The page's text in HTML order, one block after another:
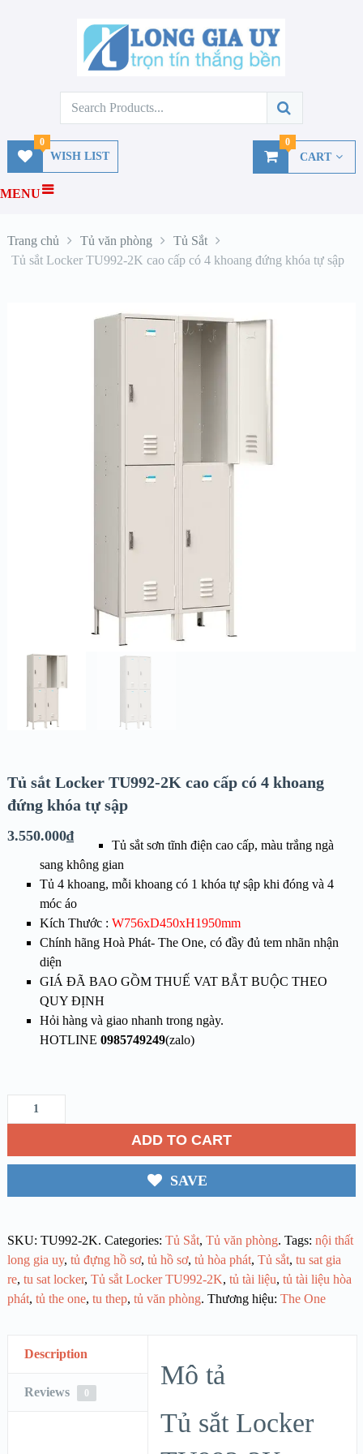
WISH LIST
0
CART
0
MENU
Trang chủ Tủ văn phòng
Tủ Sắt
Tủ sắt Locker TU992-2K cao cấp có 4 khoang đứng khóa tự sập
Tủ sắt Locker TU992-2K cao cấp có 4 khoang
đứng khóa tự sập
3.550.000₫
Tủ sắt sơn tĩnh điện cao cấp, màu trắng ngà
sang không gian
Tủ 4 khoang, mỗi khoang có 1 khóa tự sập khi đóng và 4
móc áo
Kích Thước : W756xD450xH1950mm
Chính hãng Hoà Phát- The One, có đầy đủ tem nhãn nhận
diện
GIÁ ĐÃ BAO GỒM THUẾ VAT BẮT BUỘC THEO
QUY ĐỊNH
Hỏi hàng và giao nhanh trong ngày.
HOTLINE 0985749249(zalo)
ADD TO CART
SAVE
SKU: TU992-2K. Categories: Tủ Sắt, Tủ văn phòng. Tags: nội thất
long gia uy, tủ đựng hồ sơ, tủ hồ sơ, tủ hòa phát, Tủ sắt, tu sat gia
re, tu sat locker, Tủ sắt Locker TU992-2K, tủ tài liệu, tủ tài liệu hòa
phát, tủ the one, tu thep, tủ văn phòng. Thương hiệu: The One
Description
Reviews 0
Mô tả
Tủ sắt Locker